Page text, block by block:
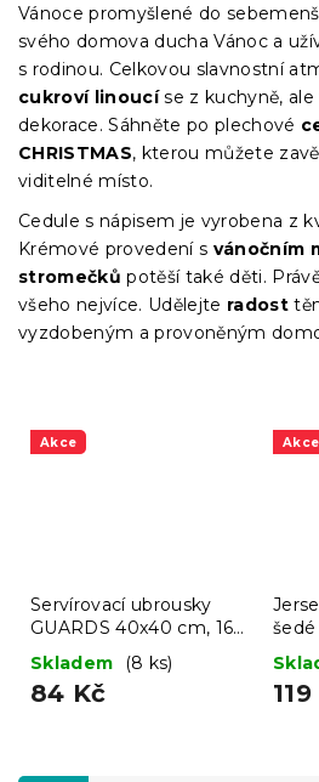
Vánoce promyšlené do
svého domova ducha Vánoc a
s rodinou. Celkovou slavnostní
cukroví linoucíse z kuchyně, ale
dekorace. Sáhněte po plechové
CHRISTMAS, kterou můžete
viditelné místo.
Cedule s nápisem je vyrobena z
Krémové provedení s vánočním
stromečků potěší také děti.
všeho nejvíce. Udělejte radost
vyzdobeným a provoněným
Akce
Servírovací ubrousky
GUARDS 40x40 cm, 16
ks
Skladem (8 ks)
84 Kč
Akce